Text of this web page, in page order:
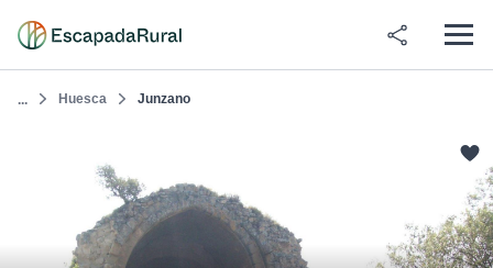
... Huesca Junzano